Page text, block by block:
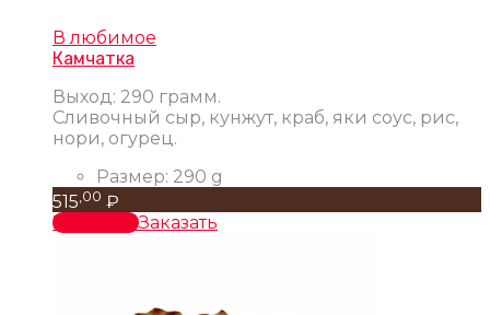
В любимое
Камчатка
Выход: 290 грамм.
Сливочный сыр, кунжут, краб, яки соус, рис,
нори, огурец.
Размер: 290 g
515 ,00 ₽
В корзинуЗаказать